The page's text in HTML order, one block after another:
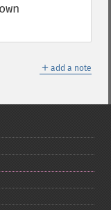
＋ add a note